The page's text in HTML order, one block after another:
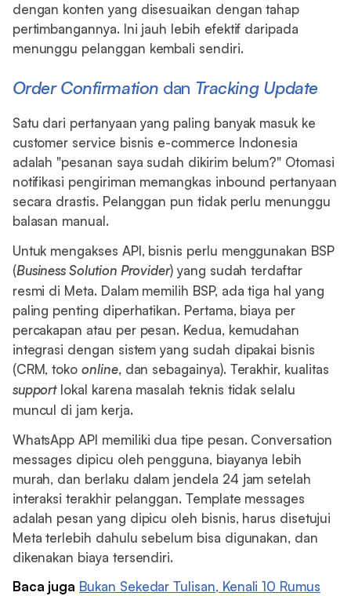
dengan konten yang disesuaikan dengan tahap
pertimbangannya. Ini jauh lebih efektif daripada
menunggu pelanggan kembali sendiri.
Order Confirmation dan Tracking Update
Satu dari pertanyaan yang paling banyak masuk ke
customer service bisnis e-commerce Indonesia
adalah "pesanan saya sudah dikirim belum?" Otomasi
notifikasi pengiriman memangkas inbound pertanyaan
secara drastis. Pelanggan pun tidak perlu menunggu
balasan manual.
Untuk mengakses API, bisnis perlu menggunakan BSP
(Business Solution Provider) yang sudah terdaftar
resmi di Meta. Dalam memilih BSP, ada tiga hal yang
paling penting diperhatikan. Pertama, biaya per
percakapan atau per pesan. Kedua, kemudahan
integrasi dengan sistem yang sudah dipakai bisnis
(CRM, tokoonline, dan sebagainya). Terakhir, kualitas
supportlokal karena masalah teknis tidak selalu
muncul di jam kerja.
WhatsApp API memiliki dua tipe pesan. Conversation
messages dipicu oleh pengguna, biayanya lebih
murah, dan berlaku dalam jendela 24 jam setelah
interaksi terakhir pelanggan. Template messages
adalah pesan yang dipicu oleh bisnis, harus disetujui
Meta terlebih dahulu sebelum bisa digunakan, dan
dikenakan biaya tersendiri.
Baca juga Bukan Sekedar Tulisan, Kenali 10 Rumus